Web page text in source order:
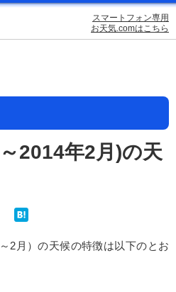
スマートフォン専用
お天気.comはこちら
2014年2月)の天
2月）の天候の特徴は以下のとお